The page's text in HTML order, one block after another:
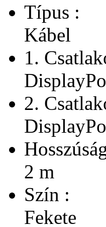
Típus :
Kábel
1.
2.
2 m
Szín :
Fekete